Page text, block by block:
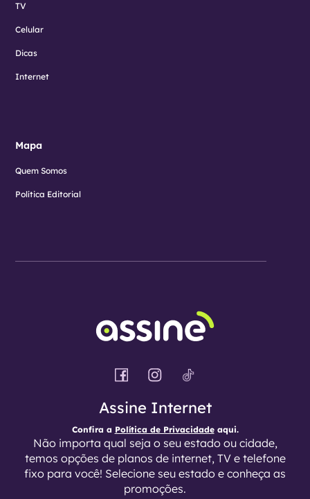
TV
Celular
Dicas
Internet
Mapa
Quem Somos
Política Editorial
Assine Internet
Confira a Política de Privacidadeaqui.
Não importa qual seja o seu estado ou cidade,
temos opções de planos de internet, TV e telefone
fixo para você! Selecione seu estado e conheça as
promoções.